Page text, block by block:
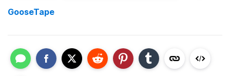
GooseTape